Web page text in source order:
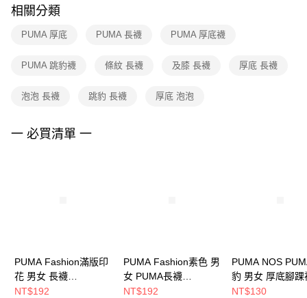
※ 交易是否成功請以「AFTEE先享後付 」之結帳頁面顯示為準，若有關於
是否繳費成功／繳費後需取消欲退款等相關疑問，請聯繫「AFTEE先享後付
客戶支援中心」
https://netprotections.freshdesk.com/support/home
１．透過由恩沛科技股份有限公司提供之「AFTEE先享後付」服務完成之交
權轉讓予恩沛科技股份有限公司。
３．未成年的使用者請事先徵得法定代理人或監護人之同意方可使用
「AFTEE先享後付」，若未經同意申辦者引起之損失，本公司不負相關責
相關分類
PUMA 厚底 PUMA 長襪 PUMA 厚底襪
PUMA 跳豹襪 條紋 長襪 及膝 長襪 厚底 長襪
泡泡 長襪 跳豹 長襪 厚底 泡泡
一 必買清單 一
PUMA Fashion滿版印
花 男女 長襪
BB126007
NT$192
PUMA Fashion素色 男
女 PUMA長襪
BB142107
NT$192
PUMA NOS
豹 男女 厚底腳踝
BB147702
NT$130